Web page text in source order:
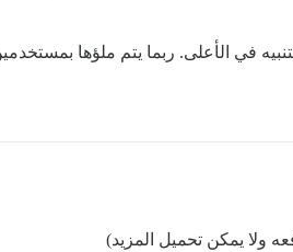
في الأعلى. ربما يتم ملؤها
ولا يمكن تحميل المزيد)